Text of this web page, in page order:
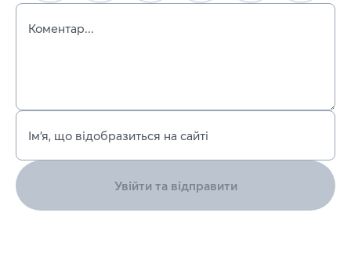
Коментар...
Ім’я, що відобразиться на сайті
Увійти та відправити